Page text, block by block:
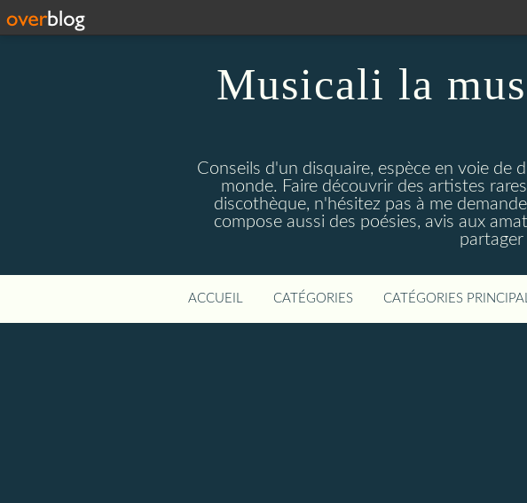
Musicali la
Conseils d'un disquaire, espèce en voie de
monde. Faire découvrir des artistes
discothèque, n'hésitez pas à me
compose aussi des poésies, avis aux
partager
ACCUEIL CATÉGORIES CATÉGORIES